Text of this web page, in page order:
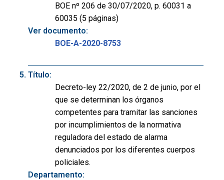
BOE nº 206 de 30/07/2020, p. 60031 a
60035 (5 páginas)
Ver documento:
BOE-A-2020-8753
Título:
Decreto-ley 22/2020, de 2 de junio, por el
que se determinan los órganos
competentes para tramitar las sanciones
por incumplimientos de la normativa
reguladora del estado de alarma
denunciados por los diferentes cuerpos
policiales.
Departamento: